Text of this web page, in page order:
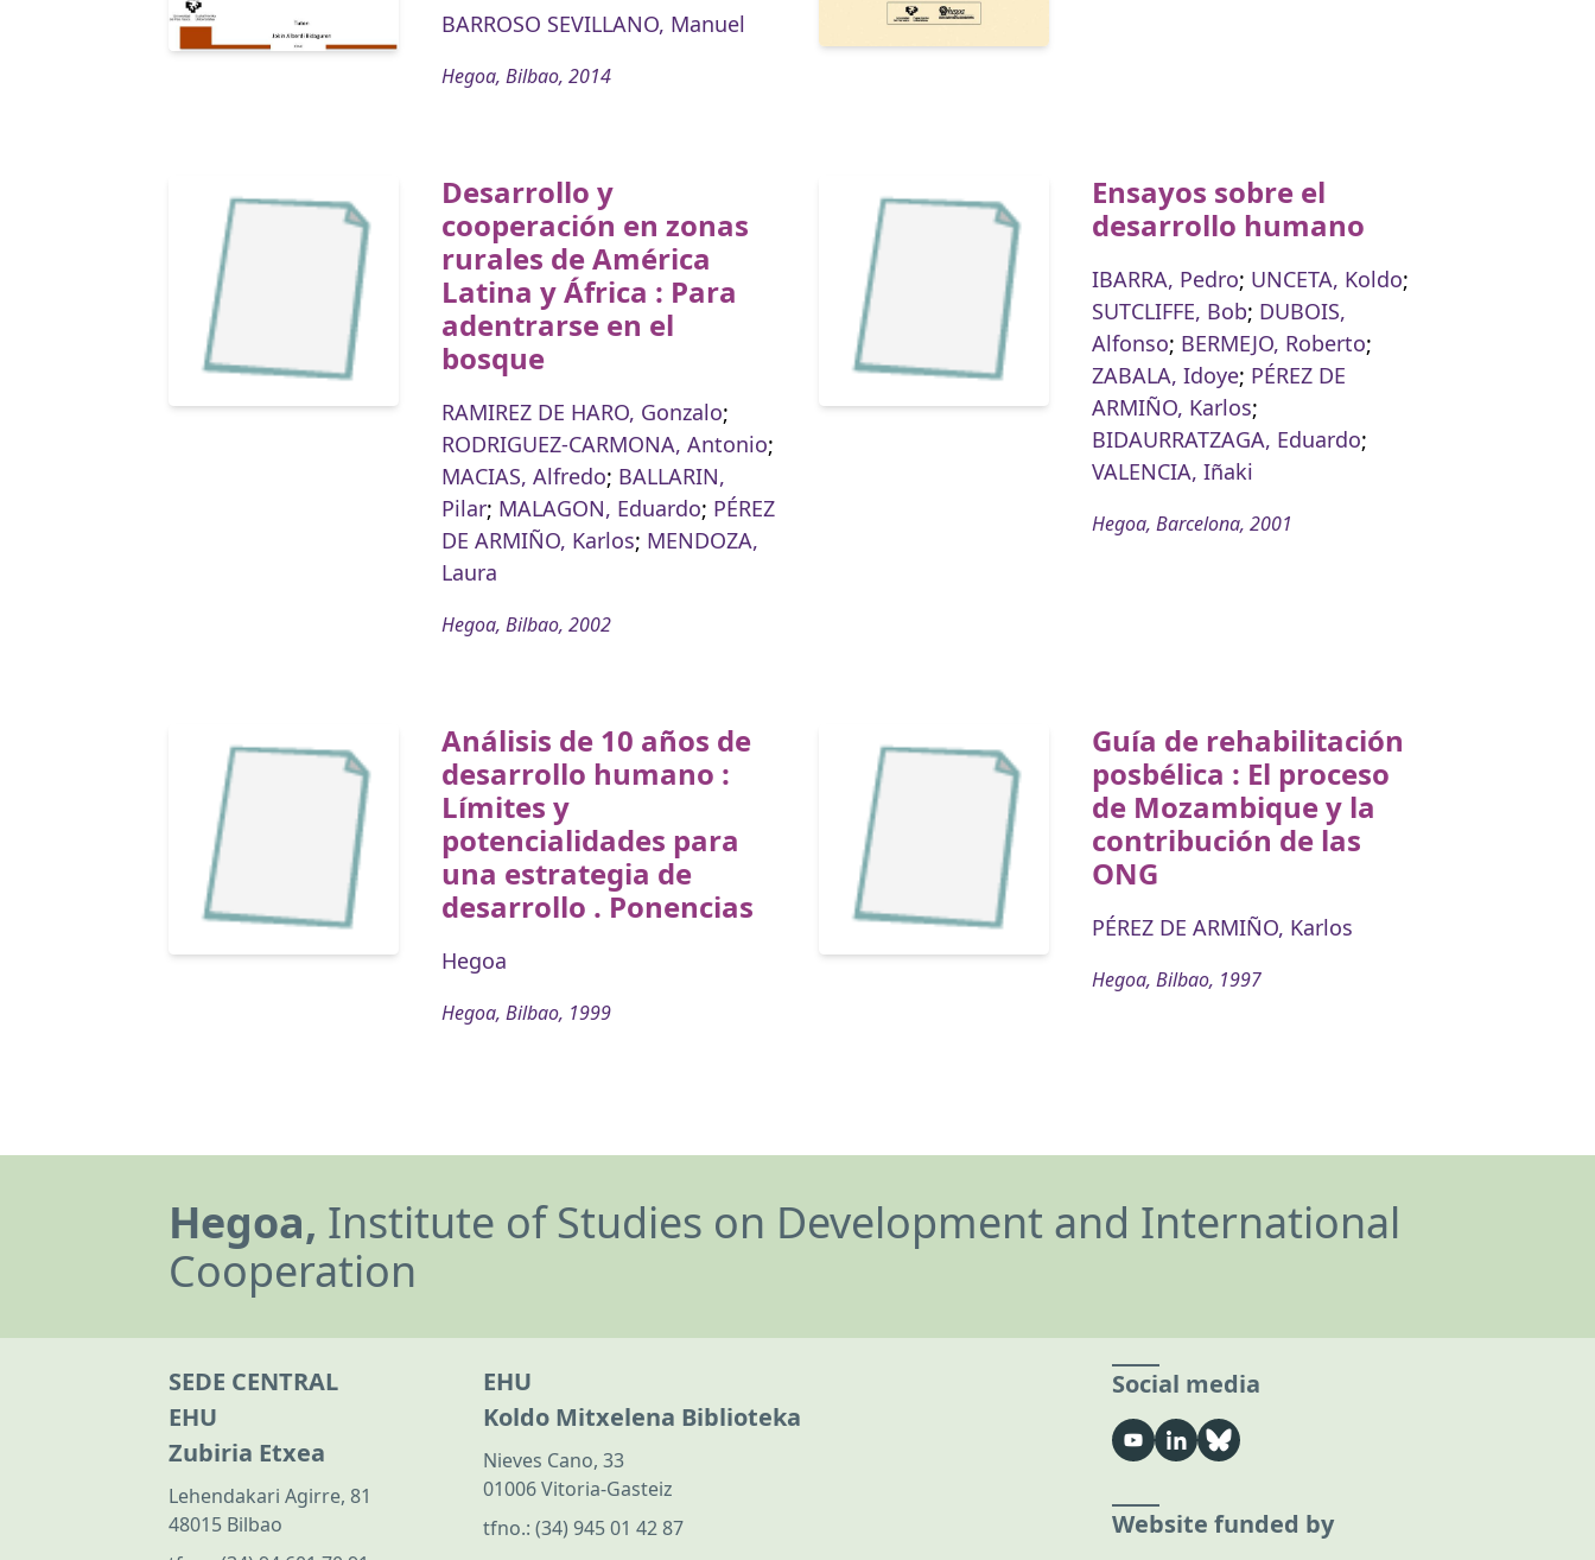
BARROSO SEVILLANO, Manuel
Hegoa, Bilbao, 2014
Desarrollo y
cooperación en zonas
rurales de América
Latina y África : Para
adentrarse en el
bosque
RAMIREZ DE HARO, Gonzalo;
RODRIGUEZ-CARMONA, Antonio;
MACIAS, Alfredo; BALLARIN,
Pilar; MALAGON, Eduardo; PÉREZ
DE ARMIÑO, Karlos; MENDOZA,
Laura
Hegoa, Bilbao, 2002
Ensayos sobre el
desarrollo humano
IBARRA, Pedro; UNCETA, Koldo;
SUTCLIFFE, Bob; DUBOIS,
Alfonso; BERMEJO, Roberto;
ZABALA, Idoye; PÉREZ DE
ARMIÑO, Karlos;
BIDAURRATZAGA, Eduardo;
VALENCIA, Iñaki
Hegoa, Barcelona, 2001
Análisis de 10 años de
desarrollo humano :
Límites y
potencialidades para
una estrategia de
desarrollo . Ponencias
Hegoa
Hegoa, Bilbao, 1999
Guía de rehabilitación
posbélica : El proceso
de Mozambique y la
contribución de las
ONG
PÉREZ DE ARMIÑO, Karlos
Hegoa, Bilbao, 1997
Hegoa, Institute of Studies on Development and International
Cooperation
SEDE CENTRAL
EHU
Zubiria Etxea
Lehendakari Agirre, 81
48015 Bilbao
EHU
Koldo Mitxelena Biblioteka
Nieves Cano, 33
01006 Vitoria-Gasteiz
tfno.: (34) 945 01 42 87
Social media
Website funded by